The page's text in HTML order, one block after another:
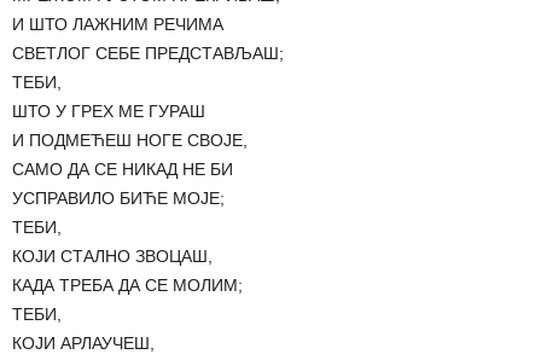
И ШТО ЛАЖНИМ РЕЧИМА
СВЕТЛОГ СЕБЕ ПРЕДСТАВЉАШ;
ТЕБИ,
ШТО У ГРЕХ МЕ ГУРАШ
И ПОДМЕЋЕШ НОГЕ СВОЈЕ,
САМО ДА СЕ НИКАД НЕ БИ
УСПРАВИЛО БИЋЕ МОЈЕ;
ТЕБИ,
КОЈИ СТАЛНО ЗВОЦАШ,
КАДА ТРЕБА ДА СЕ МОЛИМ;
ТЕБИ,
КОЈИ АРЛАУЧЕШ,